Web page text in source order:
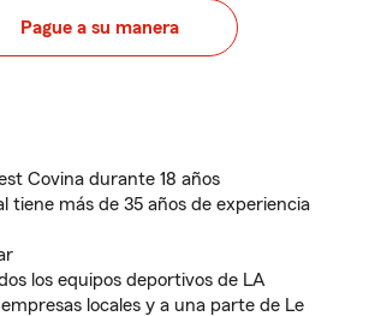
Pague a su manera
Covina durante 18 años
tiene más de 35 años de experiencia
los equipos deportivos de LA
locales y a una parte de Le